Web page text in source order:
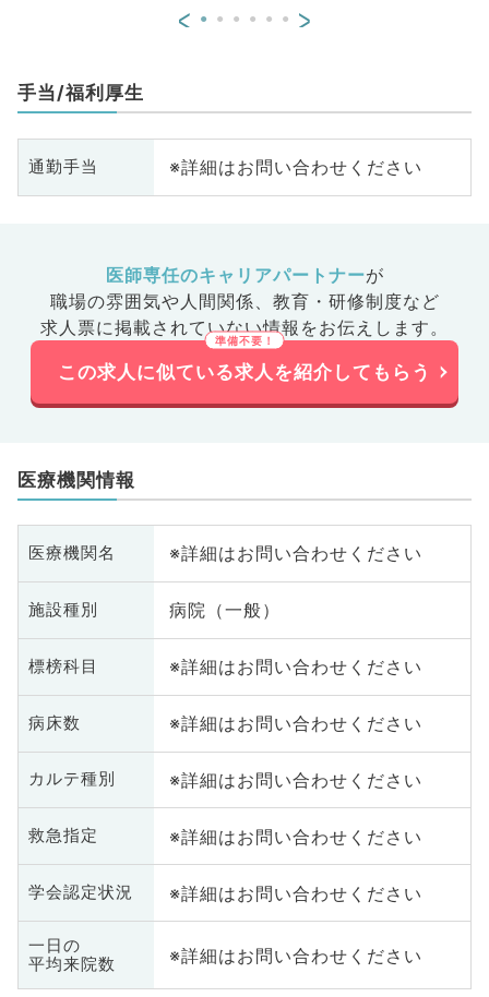
< >
手当/福利厚生
通勤手当 ※詳細はお問い合わせください
医師専任のキャリアパートナーが
職場の雰囲気や人間関係、 教育・研修制度など
求人票に掲載されていない情報をお伝えします。
この求人に似ている求人を紹介してもらう
医療機関情報
医療機関名 ※詳細はお問い合わせください
施設種別 病院（一般）
標榜科目 ※詳細はお問い合わせください
病床数 ※詳細はお問い合わせください
カルテ種別 ※詳細はお問い合わせください
救急指定 ※詳細はお問い合わせください
学会認定状況 ※詳細はお問い合わせください
一日の
平均来院数
※詳細はお問い合わせください